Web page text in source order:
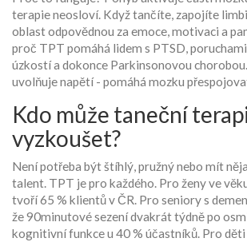
terapie neosloví. Když tančíte, zapojíte
oblast odpovědnou za emoce, motivaci a
proč TPT pomáhá lidem s PTSD,
úzkostí a dokonce Parkinsonovou
uvolňuje napětí - pomáhá mozku
Kdo může taneční
vyzkoušet?
Není potřeba být štíhlý, pružný nebo mít
talent. TPT je pro každého. Pro ženy ve
tvoří 65 % klientů v ČR. Pro seniory s
že 90minutové sezení dvakrát týdně po
kognitivní funkce u 40 % účastníků. Pro děti